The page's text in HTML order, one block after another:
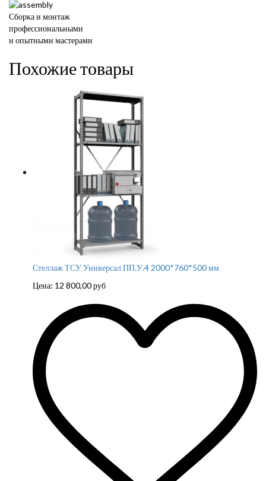
Сборка и монтаж
профессиональными
и опытными мастерами
Похожие товары
Стеллаж ТСУ Универсал ПП.У.4 2000*760*500 мм
Цена: 12 800,00руб